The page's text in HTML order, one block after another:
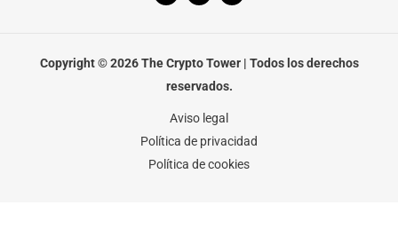
o
-
r
r
m
Copyright © 2026 The Crypto Tower | Todos los derechos
reservados.
Aviso legal
Política de privacidad
Política de cookies